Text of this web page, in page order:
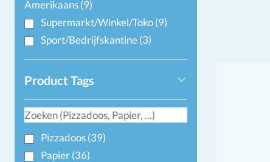
Amerikaans(9)
Supermarkt/Winkel/Toko(9)
Sport/Bedrijfskantine(3)
Product Tags
Pizzadoos(39)
Papier(36)